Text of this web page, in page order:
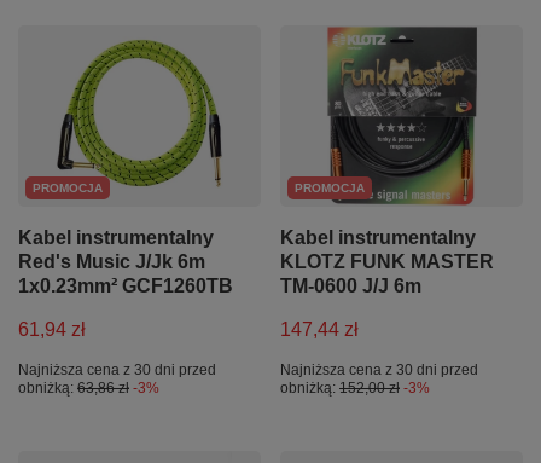
PROMOCJA
Kabel instrumentalny
Red's Music J/Jk 6m
1x0.23mm² GCF1260TB
61,94 zł
Najniższa cena z 30 dni przed
obniżką: 63,86 zł -3%
PROMOCJA
Kabel instrumentalny
KLOTZ FUNK MASTER
TM-0600 J/J 6m
147,44 zł
Najniższa cena z 30 dni przed
obniżką: 152,00 zł -3%